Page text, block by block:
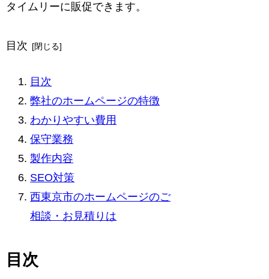
タイムリーに販促できます。
目次
目次
弊社のホームページの特徴
わかりやすい費用
保守業務
製作内容
SEO対策
西東京市のホームページのご
相談・お見積りは
目次